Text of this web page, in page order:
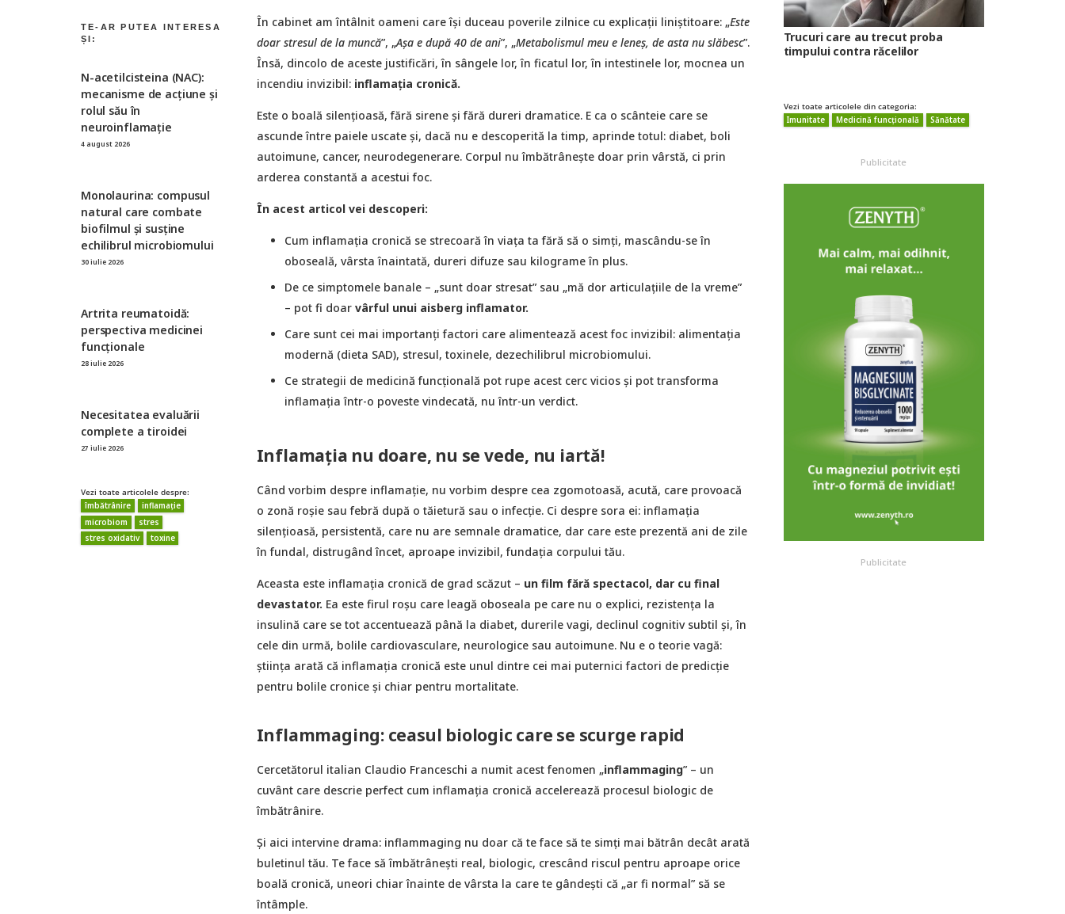
N-acetilcisteina (NAC):
mecanisme de acțiune și
rolul său în
neuroinflamație
4 august 2026
Monolaurina: compusul
natural care combate
biofilmul și susține
echilibrul microbiomului
30 iulie 2026
Artrita reumatoidă:
perspectiva medicinei
funcționale
28 iulie 2026
Necesitatea evaluării
complete a tiroidei
27 iulie 2026
Vezi toate articolele despre:
îmbătrânire
inflamație
microbiom
stres
stres oxidativ
toxine
În cabinet am întâlnit oameni care își duceau poverile zilnice cu explicații liniștitoare: „Este
doar stresul de la muncă”, „Așa e după 40 de ani”, „Metabolismul meu e leneș, de asta nu slăbesc”.
Însă, dincolo de aceste justificări, în sângele lor, în ficatul lor, în intestinele lor, mocnea un
incendiu invizibil: inflamația cronică.
Este o boală silențioasă, fără sirene și fără dureri dramatice. E ca o scânteie care se
ascunde între paiele uscate și, dacă nu e descoperită la timp, aprinde totul: diabet, boli
autoimune, cancer, neurodegenerare. Corpul nu îmbătrânește doar prin vârstă, ci prin
arderea constantă a acestui foc.
În acest articol vei descoperi:
Cum inflamația cronică se strecoară în viața ta fără să o simți, mascându-se în
oboseală, vârsta înaintată, dureri difuze sau kilograme în plus.
De ce simptomele banale – „sunt doar stresat” sau „mă dor articulațiile de la vreme”
– pot fi doar vârful unui aisberg inflamator.
Care sunt cei mai importanți factori care alimentează acest foc invizibil: alimentația
modernă (dieta SAD), stresul, toxinele, dezechilibrul microbiomului.
Ce strategii de medicină funcțională pot rupe acest cerc vicios și pot transforma
inflamația într-o poveste vindecată, nu într-un verdict.
Inflamația nu doare, nu se vede, nu iartă!
Când vorbim despre inflamație, nu vorbim despre cea zgomotoasă, acută, care provoacă
o zonă roșie sau febră după o tăietură sau o infecție. Ci despre sora ei: inflamația
silențioasă, persistentă, care nu are semnale dramatice, dar care este prezentă ani de zile
în fundal, distrugând încet, aproape invizibil, fundația corpului tău.
Aceasta este inflamația cronică de grad scăzut – un film fără spectacol, dar cu final
devastator. Ea este firul roșu care leagă oboseala pe care nu o explici, rezistența la
insulină care se tot accentuează până la diabet, durerile vagi, declinul cognitiv subtil și, în
cele din urmă, bolile cardiovasculare, neurologice sau autoimune. Nu e o teorie vagă:
știința arată că inflamația cronică este unul dintre cei mai puternici factori de predicție
pentru bolile cronice și chiar pentru mortalitate.
Inflammaging: ceasul biologic care se scurge rapid
Cercetătorul italian Claudio Franceschi a numit acest fenomen „inflammaging” – un
cuvânt care descrie perfect cum inflamația cronică accelerează procesul biologic de
îmbătrânire.
Și aici intervine drama: inflammaging nu doar că te face să te simți mai bătrân decât arată
buletinul tău. Te face să îmbătrânești real, biologic, crescând riscul pentru aproape orice
boală cronică, uneori chiar înainte de vârsta la care te gândești că „ar fi normal” să se
întâmple.
Trucuri care au trecut proba
timpului contra răcelilor
Vezi toate articolele din categoria:
Imunitate
Medicină funcțională Sănătate
Publicitate
Publicitate